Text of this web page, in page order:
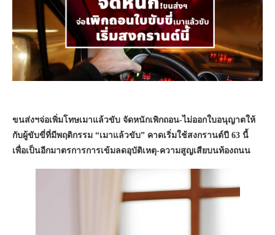
ขนส่งฯจ่อเพิ่มโทษเมาแล้วขับ จัดหนักเพิกถอน-ไม่ออกใบอนุญาตให้
กับผู้ขับขี่ที่มีพฤติกรรม “เมาแล้วขับ” คาดเริ่มใช้สงกรานต์ปี 63 นี้
เพื่อเป็นอีกมาตรการการเข้มลดอุบัติเหตุ-ความสูญเสียบนท้องถนน